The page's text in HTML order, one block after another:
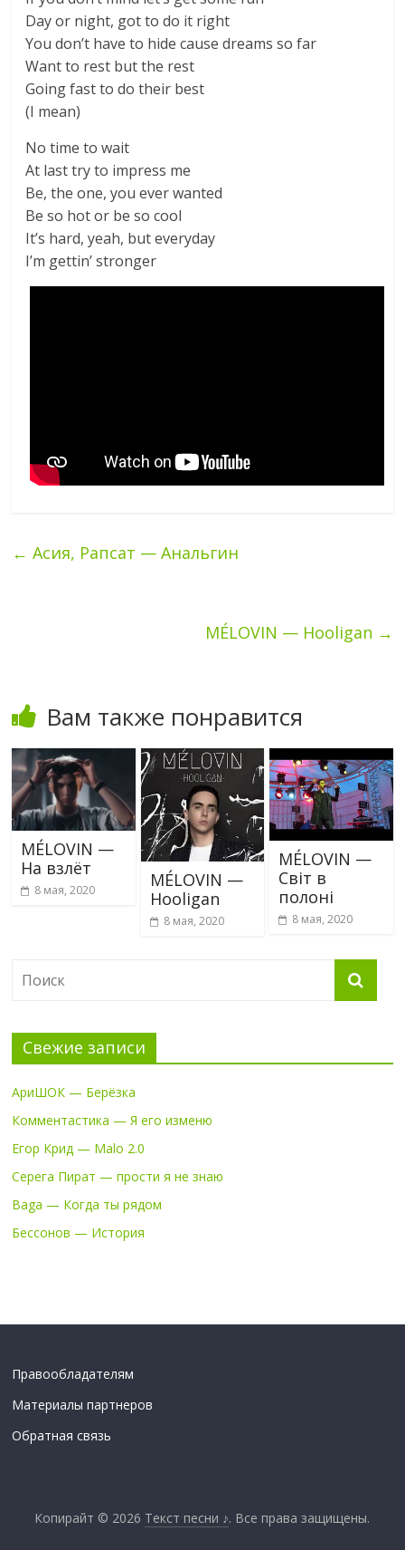
Day or night, got to do it right
You don’t have to hide cause dreams so far
Want to rest but the rest
Going fast to do their best
(I mean)
No time to wait
At last try to impress me
Be, the one, you ever wanted
Be so hot or be so cool
It’s hard, yeah, but everyday
I’m gettin’ stronger
← Асия, Рапсат — Анальгин
MÉLOVIN — Hooligan →
Вам также понравится
MÉLOVIN —
На взлёт
8 мая, 2020
MÉLOVIN —
Hooligan
8 мая, 2020
MÉLOVIN —
Світ в
полоні
8 мая, 2020
Свежие записи
АриШОК — Берёзка
Комментастика — Я его изменю
Егор Крид — Malo 2.0
Серега Пират — прости я не знаю
Baga — Когда ты рядом
Бессонов — История
Правообладателям
Материалы партнеров
Обратная связь
Копирайт © 2026 Текст песни ♪. Все права защищены.